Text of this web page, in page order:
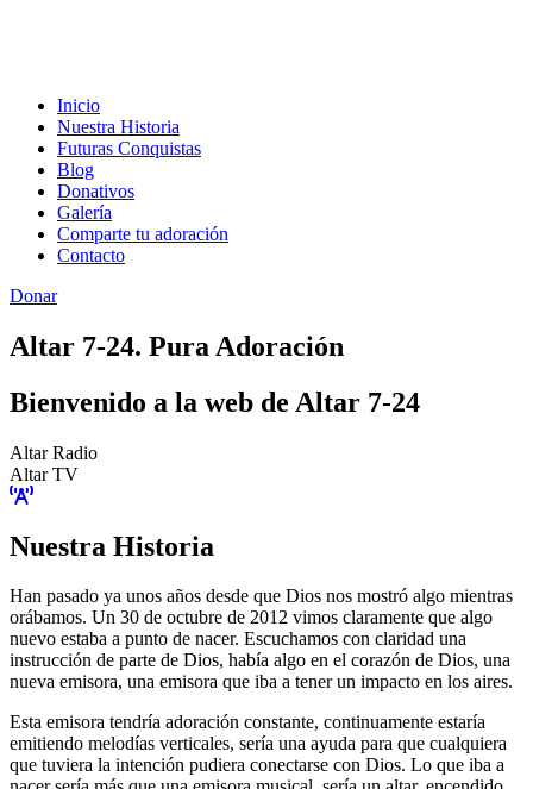
Inicio
Nuestra Historia
Futuras Conquistas
Blog
Donativos
Galería
Comparte tu adoración
Contacto
Donar
Altar 7-24. Pura Adoración
Bienvenido a la web de Altar 7-24
Altar Radio
Altar TV
Nuestra Historia
Han pasado ya unos años desde que Dios nos mostró algo mientras
orábamos. Un 30 de octubre de 2012 vimos claramente que algo
nuevo estaba a punto de nacer. Escuchamos con claridad una
instrucción de parte de Dios, había algo en el corazón de Dios, una
nueva emisora, una emisora que iba a tener un impacto en los aires.
Esta emisora tendría adoración constante, continuamente estaría
emitiendo melodías verticales, sería una ayuda para que cualquiera
que tuviera la intención pudiera conectarse con Dios. Lo que iba a